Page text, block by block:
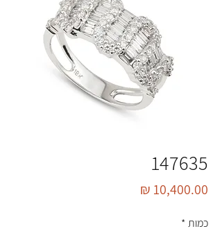
147635
כמות*